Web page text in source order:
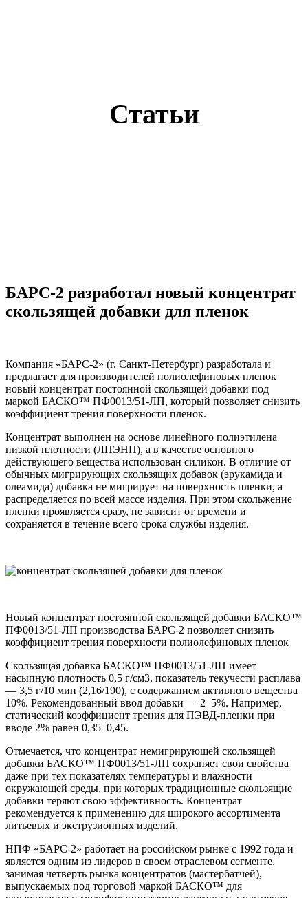
Статьи
БАРС-2 разработал новый концентрат
скользящей добавки для пленок
Компания «БАРС-2» (г. Санкт-Петербург) разработала и
предлагает для производителей полиолефиновых пленок
новый концентрат постоянной скользящей добавки под
маркой БАСКО™ ПФ0013/51-ЛП, который позволяет снизить
коэффициент трения поверхности пленок.
Концентрат выполнен на основе линейного полиэтилена
низкой плотности (ЛПЭНП), а в качестве основного
действующего вещества использован силикон. В отличие от
обычных мигрирующих скользящих добавок (эрукамида и
олеамида) добавка не мигрирует на поверхность пленки, а
распределяется по всей массе изделия. При этом скольжение
пленки проявляется сразу, не зависит от времени и
сохраняется в течение всего срока службы изделия.
Новый концентрат постоянной скользящей добавки БАСКО™
ПФ0013/51-ЛП производства БАРС-2 позволяет снизить
коэффициент трения поверхности полиолефиновых пленок
Скользящая добавка БАСКО™ ПФ0013/51-ЛП имеет
насыпную плотность 0,5 г/см3, показатель текучести расплава
— 3,5 г/10 мин (2,16/190), с содержанием активного вещества
10%. Рекомендованный ввод добавки — 2–5%. Например,
статический коэффициент трения для ПЭВД-пленки при
вводе 2% равен 0,35–0,45.
Отмечается, что концентрат немигрирующей скользящей
добавки БАСКО™ ПФ0013/51-ЛП сохраняет свои свойства
даже при тех показателях температуры и влажности
окружающей среды, при которых традиционные скользящие
добавки теряют свою эффективность. Концентрат
рекомендуется к применению для широкого ассортимента
литьевых и экструзионных изделий.
НПФ «БАРС-2» работает на российском рынке с 1992 года и
является одним из лидеров в своем отраслевом сегменте,
занимая четверть рынка концентратов (мастербатчей),
выпускаемых под торговой маркой БАСКО™ для